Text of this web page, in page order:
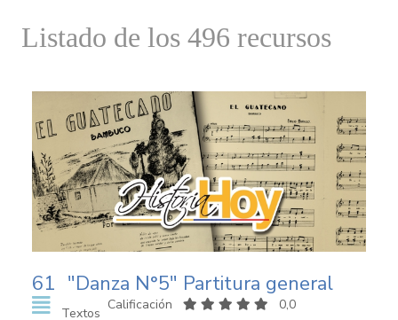
Listado de los 496 recursos
61 "Danza N°5" Partitura general
Textos
Calificación 0,0